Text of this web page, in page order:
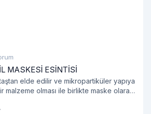
MASKESİ ESİNTİSİ
elde edilir ve mikropartiküler yapıya
malzeme olması ile birlikte maske olarak